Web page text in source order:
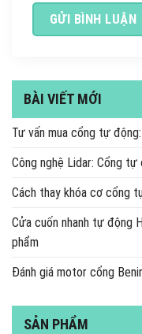
BÀI VIẾT MỚI
Tư vấn mua cổng tự
Công nghệ Lidar: Cổng
Cách thay khóa cơ cổng
Cửa cuốn nhanh tự động
phẩm
Đánh giá motor cổng
SẢN PHẨM